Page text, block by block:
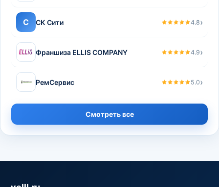
С СК Сити 4.8›
Франшиза ELLIS COMPANY 4.9›
РемСервис 5.0›
Смотреть все